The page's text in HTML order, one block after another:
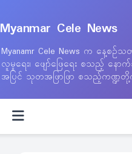
Myanmar Cele News
Myanamr Cele News က နေ့စဉ်သတ
လူမှုရေး၊ ဖျော်ဖြေရေး စသည့် နော
အပြင် သုတအဖြာဖြာ စသည့်ကဏ္ဍတို့